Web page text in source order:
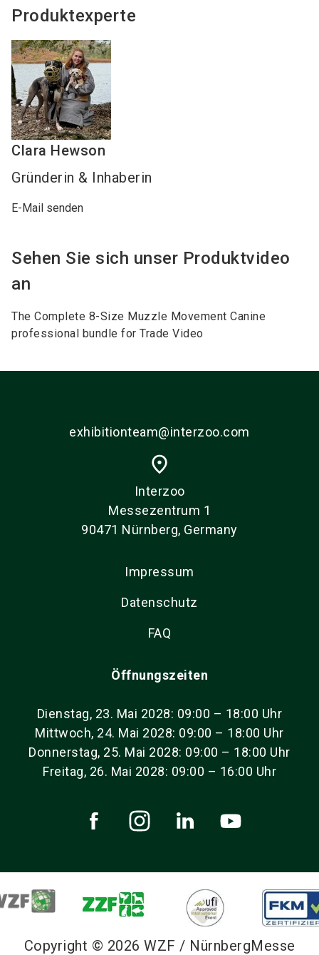
Produktexperte
Clara Hewson
Gründerin & Inhaberin
E-Mail senden
Sehen Sie sich unser Produktvideo
an
The Complete 8-Size Muzzle Movement Canine
professional bundle for Trade Video
exhibitionteam@interzoo.com
place
Interzoo
Messezentrum 1
90471 Nürnberg, Germany
Impressum
Datenschutz
FAQ
Öffnungszeiten
Dienstag, 23. Mai 2028: 09:00 – 18:00 Uhr
Mittwoch, 24. Mai 2028: 09:00 – 18:00 Uhr
Donnerstag, 25. Mai 2028: 09:00 – 18:00 Uhr
Freitag, 26. Mai 2028: 09:00 – 16:00 Uhr
Copyright © 2026 WZF / NürnbergMesse